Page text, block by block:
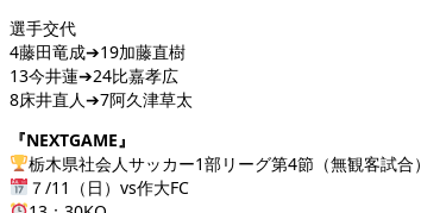
選手交代
4藤田竜成➔19加藤直樹
13今井蓮➔24比嘉孝広
8床井直人➔7阿久津草太
『NEXTGAME』
栃木県社会人サッカー1部リーグ第4節（無観客試合）
７/11（日）vs作大FC